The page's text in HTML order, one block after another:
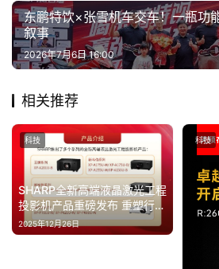
科
技
财
专
东鹏特饮×张雪机车交车！一瓶功
叙事
2026年7月6日 16:00
相关推荐
SHARP全新高端液晶激光工程
投影机产品重磅发布 重塑行业
标杆 ，开启视觉新纪元
2025年12月26日
科技 科技